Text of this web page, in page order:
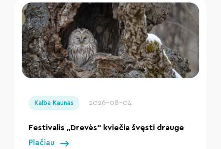
Kalba Kaunas 2026-08-04
Festivalis „Drevės“ kviečia švęsti drauge
Plačiau